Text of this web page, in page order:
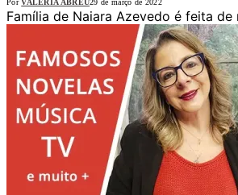
Por VALÉRIA ABREU29 de março de 2022
Família de Naiara Azevedo é feita